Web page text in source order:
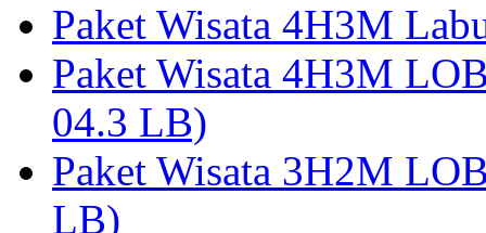
Paket Wisata 4H3M
Paket Wisata 4H3M
04.3 LB)
Paket Wisata 3H2M
LB)